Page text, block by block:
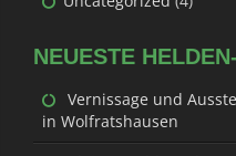
NEUESTE
Vernissage und
in Wolfratshausen